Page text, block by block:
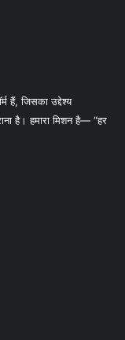
हैं, जिसका उद्देश्य
है। हमारा मिशन है— “हर